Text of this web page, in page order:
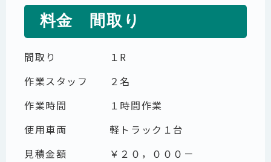
料金 間取り
間取り １R
作業スタッフ ２名
作業時間 １時間作業
使用車両 軽トラック１台
見積金額 ￥２０，０００－